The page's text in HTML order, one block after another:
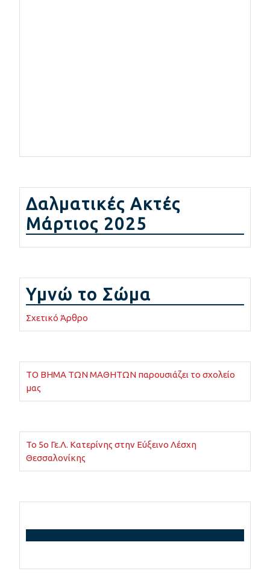
Δαλματικές Ακτές
Μάρτιος 2025
Υμνώ το Σώμα
Σχετικό Άρθρο
ΤΟ ΒΗΜΑ ΤΩΝ ΜΑΘΗΤΩΝ παρουσιάζει το σχολείο
μας
Το 5ο Γε.Λ. Κατερίνης στην Εύξεινο Λέσχη
Θεσσαλονίκης